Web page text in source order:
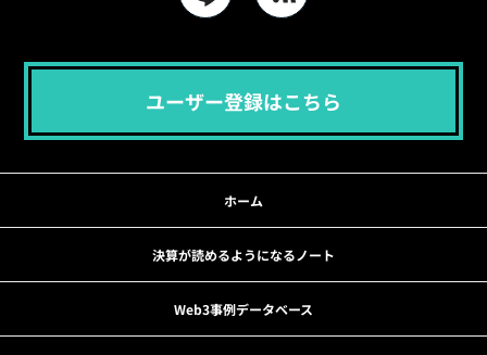
ユーザー登録はこちら
ホーム
決算が読めるようになるノート
Web3事例データベース